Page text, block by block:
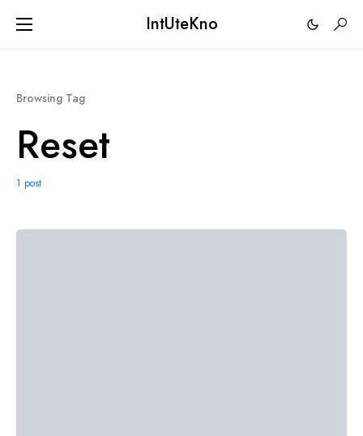
IntUteKno
Browsing Tag
Reset
1 post